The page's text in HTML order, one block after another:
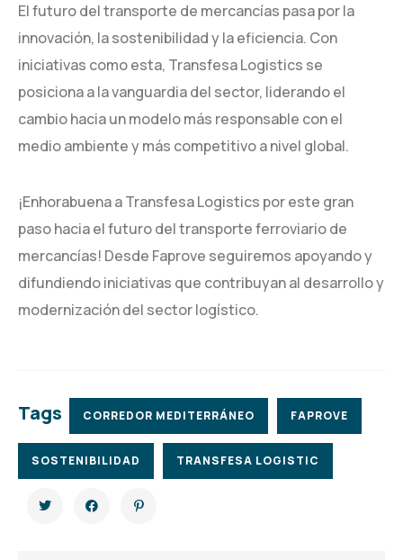
El futuro del transporte de mercancías pasa por la
innovación, la sostenibilidad y la eficiencia. Con
iniciativas como esta, Transfesa Logistics se
posiciona a la vanguardia del sector, liderando el
cambio hacia un modelo más responsable con el
medio ambiente y más competitivo a nivel global.
¡Enhorabuena a Transfesa Logistics por este gran
paso hacia el futuro del transporte ferroviario de
mercancías! Desde Faprove seguiremos apoyando y
difundiendo iniciativas que contribuyan al desarrollo y
modernización del sector logístico.
Tags CORREDOR MEDITERRÁNEO FAPROVE
SOSTENIBILIDAD TRANSFESA LOGISTIC